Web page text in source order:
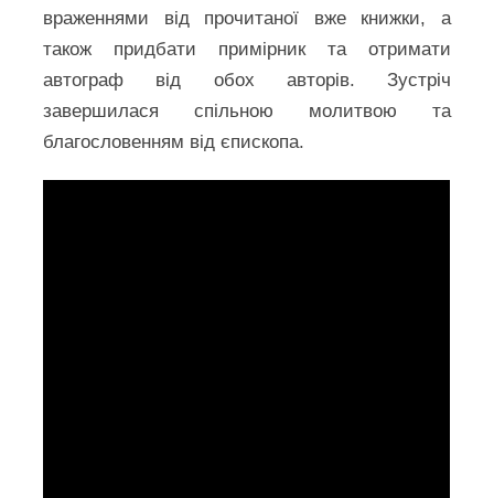
враженнями від прочитаної вже книжки, а
також придбати примірник та отримати
автограф від обох авторів. Зустріч
завершилася спільною молитвою та
благословенням від єпископа.